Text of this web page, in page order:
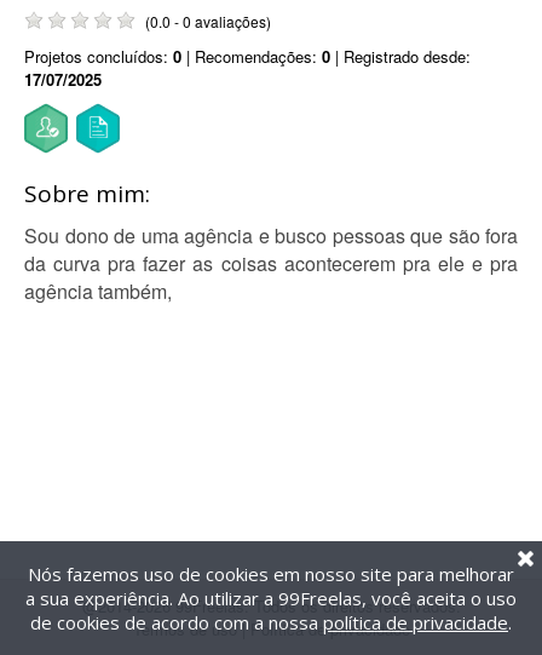
(0.0 - 0 avaliações)
Projetos concluídos: 0 | Recomendações: 0 | Registrado desde:
17/07/2025
Sobre mim:
Sou dono de uma agência e busco pessoas que são fora
da curva pra fazer as coisas acontecerem pra ele e pra
agência também,
@2014-2026 99Freelas. Todos os direitos reservados.
Termos de uso| Política de privacidade
Nós fazemos uso de cookies em nosso site para melhorar
a sua experiência. Ao utilizar a 99Freelas, você aceita o uso
de cookies de acordo com a nossa política de privacidade.